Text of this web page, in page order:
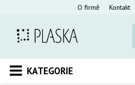
O firmě Kontakt
KATEGORIE